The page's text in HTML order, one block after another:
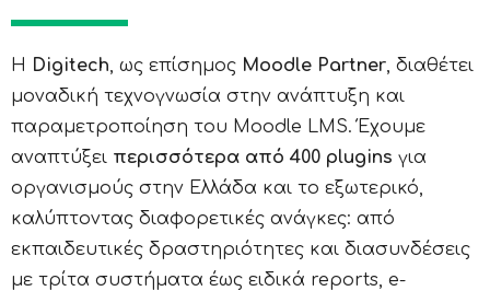
Η Digitech , ως επίσημος Moodle Partner , διαθέτει
μοναδική τεχνογνωσία στην ανάπτυξη και
παραμετροποίηση του Moodle LMS. Έχουμε
αναπτύξει περισσότερα από 400 plugins για
οργανισμούς στην Ελλάδα και το εξωτερικό,
καλύπτοντας διαφορετικές ανάγκες: από
εκπαιδευτικές δραστηριότητες και διασυνδέσεις
με τρίτα συστήματα έως ειδικά reports, e-